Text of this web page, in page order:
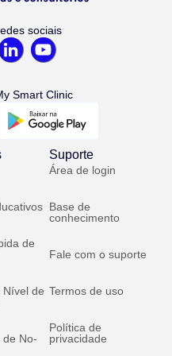
sociais
Smart Clinic
de
Nível de
de No-
Suporte
Área de login
Base de
conhecimento
Fale com o suporte
Termos de uso
Política de
privacidade